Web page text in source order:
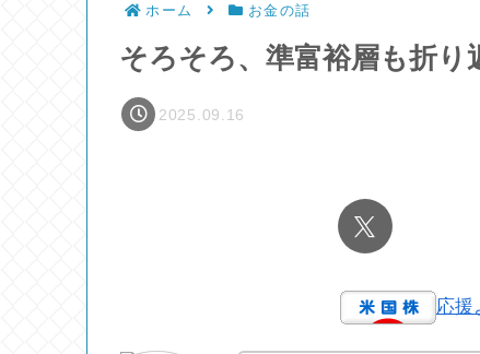
ホーム お金の話
そろそろ、準富裕層も折
2025.09.16
応援